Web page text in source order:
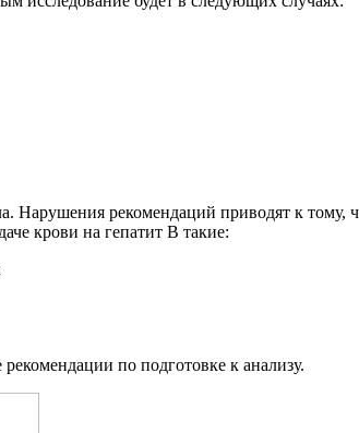
Нарушения рекомендаций приводят к тому,
крови на гепатит В такие:
по подготовке к анализу.